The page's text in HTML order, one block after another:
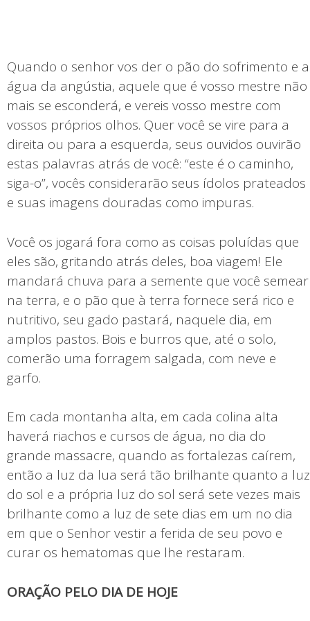
Quando o senhor vos der o pão do sofrimento e a
água da angústia, aquele que é vosso mestre não
mais se esconderá, e vereis vosso mestre com
vossos próprios olhos. Quer você se vire para a
direita ou para a esquerda, seus ouvidos ouvirão
estas palavras atrás de você: “este é o caminho,
siga-o”, vocês considerarão seus ídolos prateados
e suas imagens douradas como impuras.
Você os jogará fora como as coisas poluídas que
eles são, gritando atrás deles, boa viagem! Ele
mandará chuva para a semente que você semear
na terra, e o pão que à terra fornece será rico e
nutritivo, seu gado pastará, naquele dia, em
amplos pastos. Bois e burros que, até o solo,
comerão uma forragem salgada, com neve e
garfo.
Em cada montanha alta, em cada colina alta
haverá riachos e cursos de água, no dia do
grande massacre, quando as fortalezas caírem,
então a luz da lua será tão brilhante quanto a luz
do sol e a própria luz do sol será sete vezes mais
brilhante como a luz de sete dias em um no dia
em que o Senhor vestir a ferida de seu povo e
curar os hematomas que lhe restaram.
ORAÇÃO PELO DIA DE HOJE